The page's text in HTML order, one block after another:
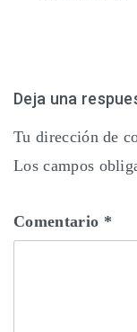
Deja una
Tu dirección de
Los campos
Comentario *